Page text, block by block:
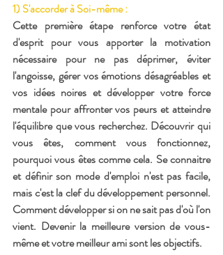
1) S'accorder à Soi-même :
Cette première étape renforce votre état
d'esprit pour vous apporter la motivation
nécessaire pour ne pas déprimer, éviter
l'angoisse, gérer vos émotions désagréables et
vos idées noires et développer votre force
mentale pour affronter vos peurs et atteindre
l'équilibre que vous recherchez. Découvrir qui
vous êtes, comment vous fonctionnez,
pourquoi vous êtes comme cela. Se connaitre
et définir son mode d'emploi n'est pas facile,
mais c'est la clef du développement personnel.
Comment développer si on ne sait pas d'où l'on
vient. Devenir la meilleure version de vous-
même et votre meilleur ami sont les objectifs.